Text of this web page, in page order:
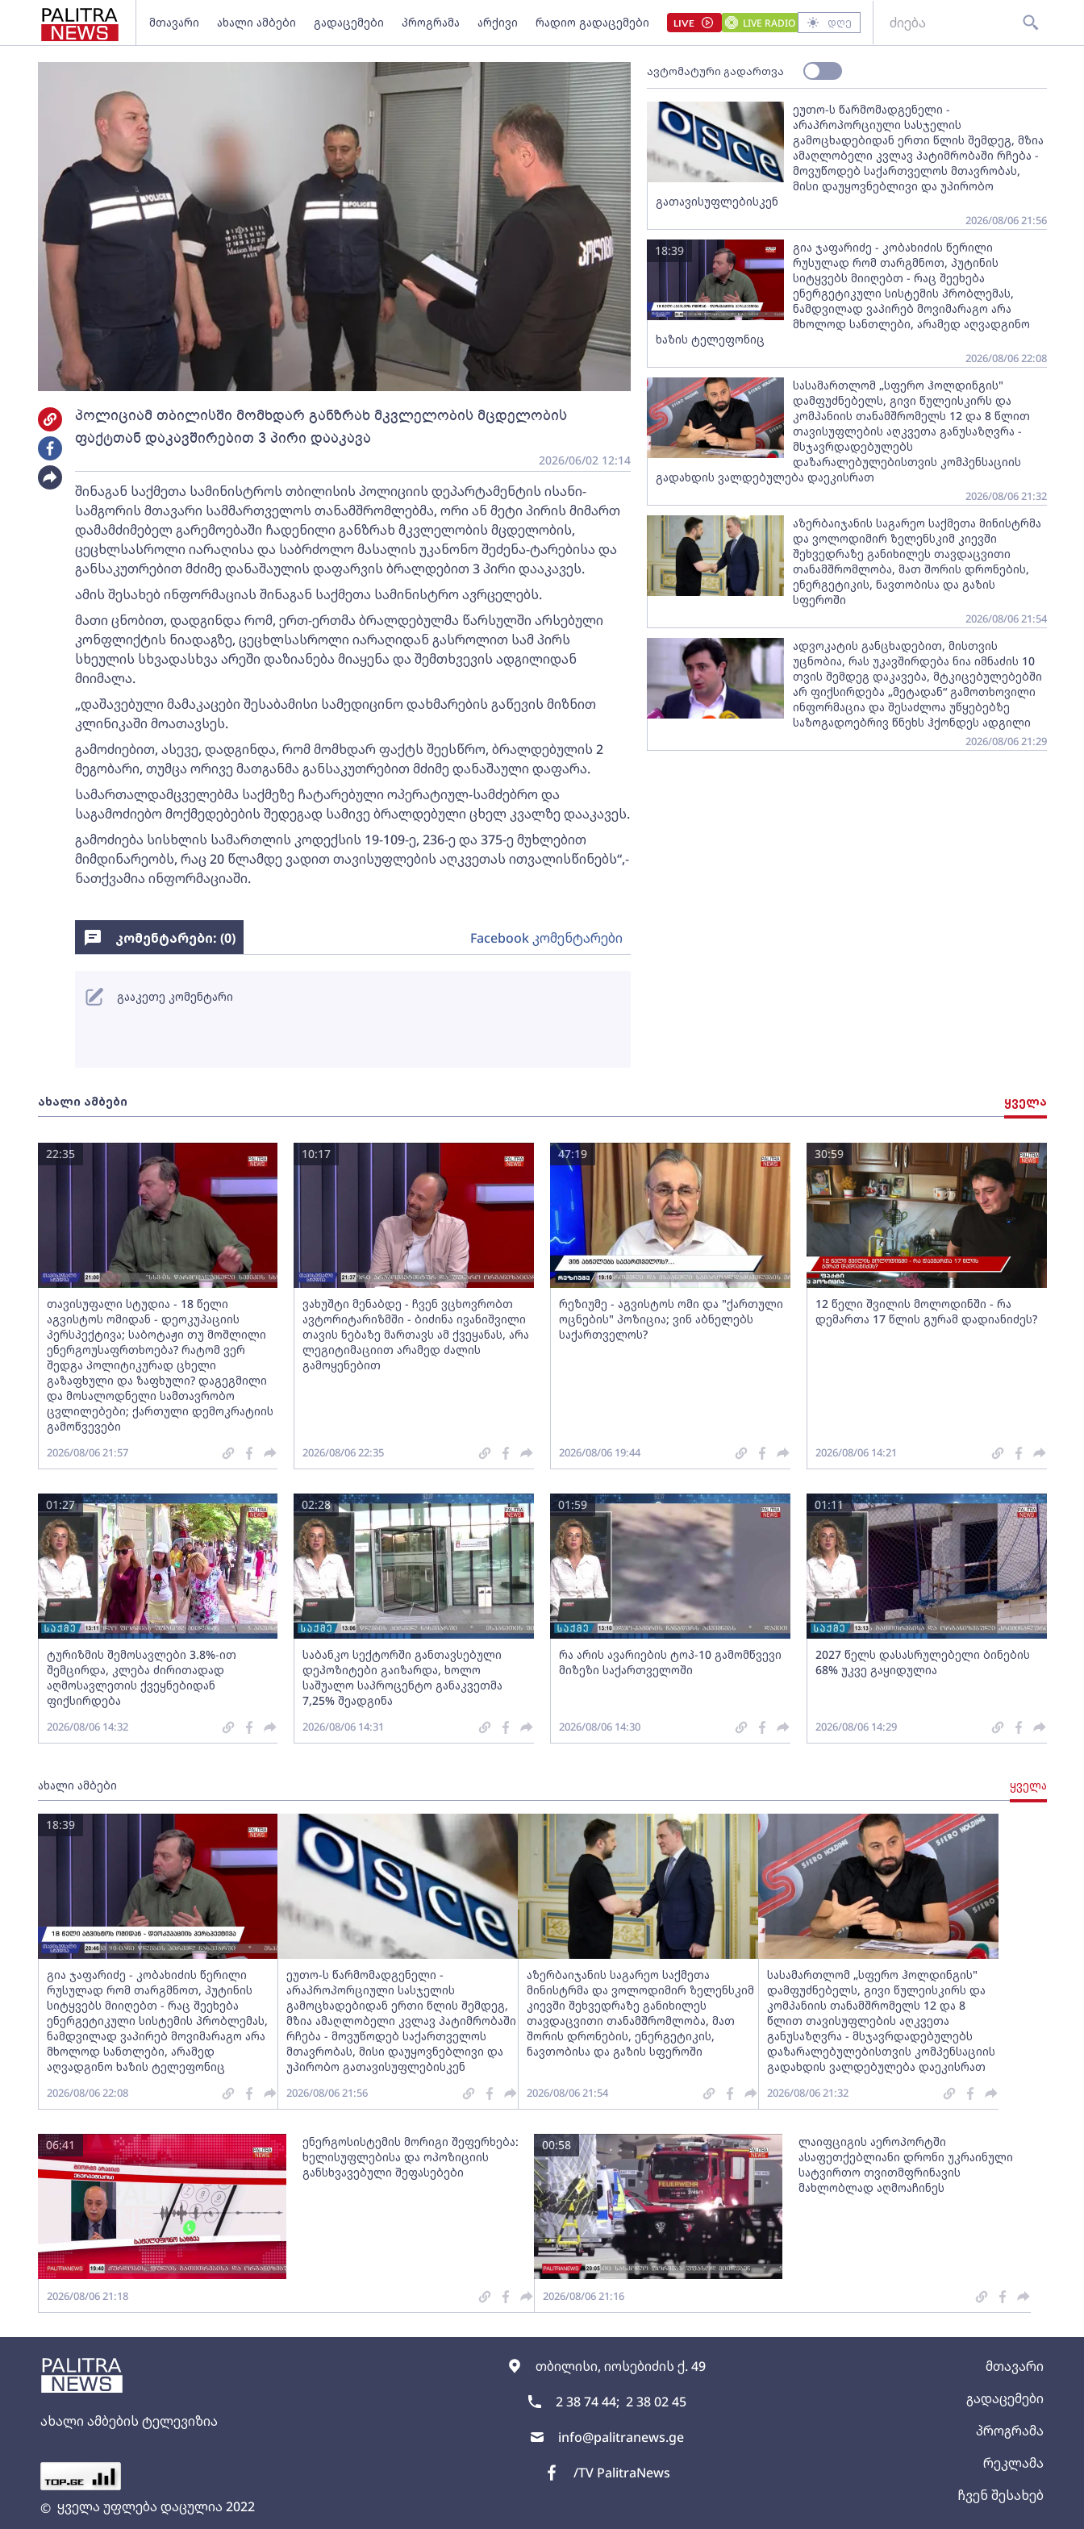
მთავარი ახალი ამბები გადაცემები პროგრამა არქივი რადიო გადაცემები LIVE LIVE RADIO დღე
ახალი ამბების ტელევიზია
© ყველა უფლება დაცულია 2022
თბილისი, იოსებიძის ქ. 49
2 38 74 44; 2 38 02 45
info@palitranews.ge
/TV PalitraNews
მთავარი
გადაცემები
პროგრამა
რეკლამა
ჩვენ შესახებ
პოლიციამ თბილისში მომხდარ განზრახ მკვლელობის მცდელობის
ფაქტთან დაკავშირებით 3 პირი დააკავა
2026/06/02 12:14
შინაგან საქმეთა სამინისტროს თბილისის პოლიციის დეპარტამენტის ისანი-
სამგორის მთავარი სამმართველოს თანამშრომლებმა, ორი ან მეტი პირის მიმართ
დამამძიმებელ გარემოებაში ჩადენილი განზრახ მკვლელობის მცდელობის,
ცეცხლსასროლი იარაღისა და საბრძოლო მასალის უკანონო შეძენა-ტარებისა და
განსაკუთრებით მძიმე დანაშაულის დაფარვის ბრალდებით 3 პირი დააკავეს.
ამის შესახებ ინფორმაციას შინაგან საქმეთა სამინისტრო ავრცელებს.
მათი ცნობით, დადგინდა რომ, ერთ-ერთმა ბრალდებულმა წარსულში არსებული
კონფლიქტის ნიადაგზე, ცეცხლსასროლი იარაღიდან გასროლით სამ პირს
სხეულის სხვადასხვა არეში დაზიანება მიაყენა და შემთხვევის ადგილიდან
მიიმალა.
„დაშავებული მამაკაცები შესაბამისი სამედიცინო დახმარების გაწევის მიზნით
კლინიკაში მოათავსეს.
გამოძიებით, ასევე, დადგინდა, რომ მომხდარ ფაქტს შეესწრო, ბრალდებულის 2
მეგობარი, თუმცა ორივე მათგანმა განსაკუთრებით მძიმე დანაშაული დაფარა.
სამართალდამცველებმა საქმეზე ჩატარებული ოპერატიულ-სამძებრო და
საგამოძიებო მოქმედებების შედეგად სამივე ბრალდებული ცხელ კვალზე დააკავეს.
გამოძიება სისხლის სამართლის კოდექსის 19-109-ე, 236-ე და 375-ე მუხლებით
მიმდინარეობს, რაც 20 წლამდე ვადით თავისუფლების აღკვეთას ითვალისწინებს“,-
ნათქვამია ინფორმაციაში.
ავტომატური გადართვა
ეუთო-ს წარმომადგენელი -
არაპროპორციული სასჯელის
გამოცხადებიდან ერთი წლის შემდეგ, მზია
ამაღლობელი კვლავ პატიმრობაში რჩება -
მოვუწოდებ საქართველოს მთავრობას,
მისი დაუყოვნებლივი და უპირობო
გათავისუფლებისკენ
2026/08/06 21:56
გია ჯაფარიძე - კობახიძის წერილი
რუსულად რომ თარგმნოთ, პუტინის
სიტყვებს მიიღებთ - რაც შეეხება
ენერგეტიკული სისტემის პრობლემას,
ნამდვილად ვაპირებ მოვიმარაგო არა
მხოლოდ სანთლები, არამედ აღვადგინო
ხაზის ტელეფონიც
18:39
2026/08/06 22:08
სასამართლომ „სფერო ჰოლდინგის"
დამფუძნებელს, გივი წულეისკირს და
კომპანიის თანამშრომელს 12 და 8 წლით
თავისუფლების აღკვეთა განუსაზღვრა -
მსჯავრდადებულებს
დაზარალებულებისთვის კომპენსაციის
გადახდის ვალდებულება დაეკისრათ
2026/08/06 21:32
აზერბაიჯანის საგარეო საქმეთა მინისტრმა
და ვოლოდიმირ ზელენსკიმ კიევში
შეხვედრაზე განიხილეს თავდაცვითი
თანამშრომლობა, მათ შორის დრონების,
ენერგეტიკის, ნავთობისა და გაზის
სფეროში
2026/08/06 21:54
ადვოკატის განცხადებით, მისთვის
უცნობია, რას უკავშირდება ნია იმნაძის 10
თვის შემდეგ დაკავება, მტკიცებულებებში
არ ფიქსირდება „მეტადან“ გამოთხოვილი
ინფორმაცია და შესაძლოა უწყებებზე
საზოგადოებრივ წნეხს ჰქონდეს ადგილი
2026/08/06 21:29
ახალი ამბები ყველა
თავისუფალი სტუდია - 18 წელი
აგვისტოს ომიდან - დეოკუპაციის
პერსპექტივა; საბოტაჟი თუ მოშლილი
ენერგოუსაფრთხოება? რატომ ვერ
შედგა პოლიტიკურად ცხელი
გაზაფხული და ზაფხული? დაგეგმილი
და მოსალოდნელი სამთავრობო
ცვლილებები; ქართული დემოკრატიის
გამოწვევები
22:35
2026/08/06 21:57
ვახუშტი მენაბდე - ჩვენ ვცხოვრობთ
ავტორიტარიზმში - ბიძინა ივანიშვილი
თავის ნებაზე მართავს ამ ქვეყანას, არა
ლეგიტიმაციით არამედ ძალის
გამოყენებით
10:17
2026/08/06 22:35
რეზიუმე - აგვისტოს ომი და "ქართული
ოცნების" პოზიცია; ვინ აბნელებს
საქართველოს?
47:19
2026/08/06 19:44
12 წელი შვილის მოლოდინში - რა
დემართა 17 წლის გურამ დადიანიძეს?
30:59
2026/08/06 14:21
ტურიზმის შემოსავლები 3.8%-ით
შემცირდა, კლება ძირითადად
აღმოსავლეთის ქვეყნებიდან
ფიქსირდება
01:27
2026/08/06 14:32
საბანკო სექტორში განთავსებული
დეპოზიტები გაიზარდა, ხოლო
საშუალო საპროცენტო განაკვეთმა
7,25% შეადგინა
02:28
2026/08/06 14:31
რა არის ავარიების ტოპ-10 გამომწვევი
მიზეზი საქართველოში
01:59
2026/08/06 14:30
2027 წელს დასასრულებელი ბინების
68% უკვე გაყიდულია
01:11
2026/08/06 14:29
ახალი ამბები ყველა
გია ჯაფარიძე - კობახიძის წერილი
რუსულად რომ თარგმნოთ, პუტინის
სიტყვებს მიიღებთ - რაც შეეხება
ენერგეტიკული სისტემის პრობლემას,
ნამდვილად ვაპირებ მოვიმარაგო არა
მხოლოდ სანთლები, არამედ
აღვადგინო ხაზის ტელეფონიც
18:39
2026/08/06 22:08
ეუთო-ს წარმომადგენელი -
არაპროპორციული სასჯელის
გამოცხადებიდან ერთი წლის შემდეგ,
მზია ამაღლობელი კვლავ პატიმრობაში
რჩება - მოვუწოდებ საქართველოს
მთავრობას, მისი დაუყოვნებლივი და
უპირობო გათავისუფლებისკენ
2026/08/06 21:56
აზერბაიჯანის საგარეო საქმეთა
მინისტრმა და ვოლოდიმირ ზელენსკიმ
კიევში შეხვედრაზე განიხილეს
თავდაცვითი თანამშრომლობა, მათ
შორის დრონების, ენერგეტიკის,
ნავთობისა და გაზის სფეროში
2026/08/06 21:54
სასამართლომ „სფერო ჰოლდინგის"
დამფუძნებელს, გივი წულეისკირს და
კომპანიის თანამშრომელს 12 და 8
წლით თავისუფლების აღკვეთა
განუსაზღვრა - მსჯავრდადებულებს
დაზარალებულებისთვის კომპენსაციის
გადახდის ვალდებულება დაეკისრათ
2026/08/06 21:32
ენერგოსისტემის მორიგი შეფერხება:
ხელისუფლებისა და ოპოზიციის
განსხვავებული შეფასებები
06:41
2026/08/06 21:18
ლაიფციგის აეროპორტში
ასაფეთქებლიანი დრონი უკრაინული
სატვირთო თვითმფრინავის
მახლობლად აღმოაჩინეს
00:58
2026/08/06 21:16
კომენტარები: (0) Facebook კომენტარები
გააკეთე კომენტარი